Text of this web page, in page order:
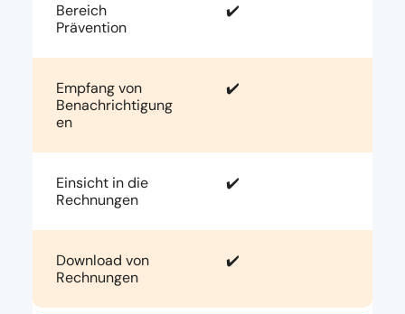
Bereich
Prävention
✔️
Empfang von
Benachrichtigung
en
✔️
Einsicht in die
Rechnungen
✔️
Download von
Rechnungen
✔️